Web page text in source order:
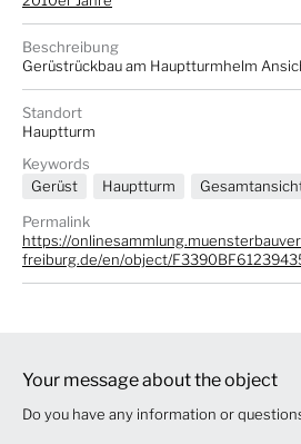
Beschreibung
Gerüstrückbau am Hauptturmhelm
Standort
Hauptturm
Keywords
Gerüst
Hauptturm
Permalink
https://
freiburg.de/en/object/
Your message about the object
Do you have any information or